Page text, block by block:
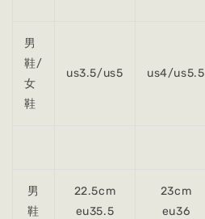
男
鞋/
女
鞋
us3.5/us5 us4/us5.5
男
鞋
22.5cm
eu35.5
23cm
eu36